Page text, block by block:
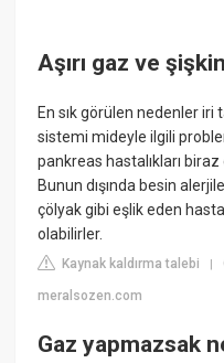
Aşırı gaz ve
En sık görülen nedenler iri
sistemi mideyle ilgili
pankreas hastalıkları
Bunun dışında besin
çölyak gibi eşlik eden
olabilirler.
Kaynak kaldırma talebi |
meralsozen.com
Gaz yapmazsak